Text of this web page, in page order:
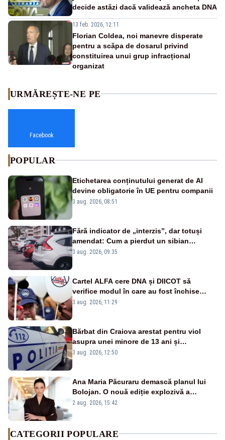
decide astăzi dacă validează ancheta DNA
13 feb. 2026, 12:11
Florian Coldea, noi manevre disperate
pentru a scăpa de dosarul privind
constituirea unui grup infracțional
organizat
URMĂREȘTE-NE PE
Facebook
POPULAR
Etichetarea conținutului generat de AI
devine obligatorie în UE pentru companii
3 aug. 2026, 08:51
Fără indicator de „interzis”, dar totuși
amendat: Cum a pierdut un sibian
procesul pentru o parcare în centrul
3 aug. 2026, 09:35
Cartel ALFA cere DNA și DIICOT să
verifice modul în care au fost închise
centralele pe cărbune
3 aug. 2026, 11:29
Bărbat din Craiova arestat pentru viol
asupra unei minore de 13 ani și
pornografie infantilă
3 aug. 2026, 12:50
Ana Maria Păcuraru demască planul lui
Bolojan. O nouă ediție explozivă a
emisiunii „Miza Zilei” la Realitatea PLUS
2 aug. 2026, 15:42
CATEGORII POPULARE